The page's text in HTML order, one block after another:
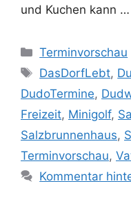
und Kuchen kann …
Kategorien
Terminvorschau
Schlagwörter
DasDorfLebt,
DudoTermine,
Freizeit, Minigolf,
Salzbrunnenhaus,
Terminvorschau,
Kommentar